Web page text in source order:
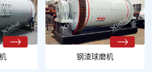
钢渣球磨机